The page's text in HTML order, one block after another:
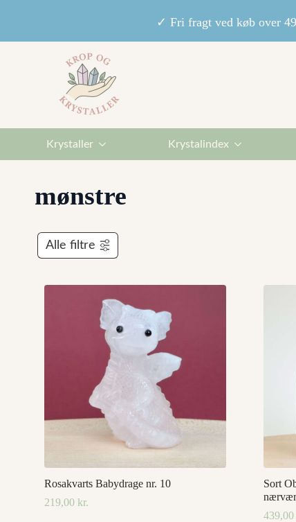
✓ Fri fragt ved køb over
Krystaller Krystalindex
mønstre
Alle filtre
Rosakvarts Babydrage nr. 10
219,00 kr.
Sort
439,00